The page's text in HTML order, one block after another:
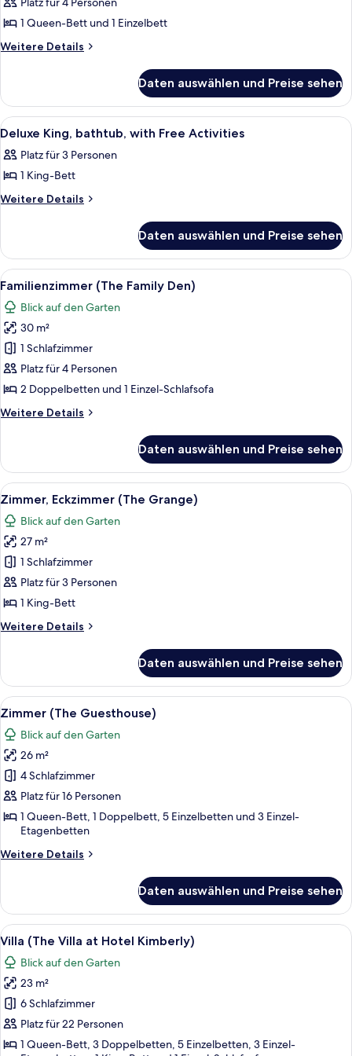
Activities)
1 Queen-Bett und 1 Einzelbett
Weitere Details
Weitere
Zimmer
(Free
Activities)
Daten auswählen und Preise sehen
Alle
Fotos
für
Deluxe
King,
Free
Activities
anzeigen
Hochwertige Bettwaren, Pillowtop-
10
Deluxe King, bathtub, with Free Activities
Platz für 3 Personen
1 King-Bett
Weitere Details
Weitere
King,
bathtub,
with
Activities
Daten auswählen und Preise sehen
Alle
Fotos
für
Familienzimmer
(The
Family
Den)
Hochwertige Bettwaren, Pillowtop-
5
Familienzimmer (The Family Den)
Blick auf den Garten
30 m²
1 Schlafzimmer
Platz für 4 Personen
2 Doppelbetten und 1 Einzel-Schlafsofa
Weitere Details
Weitere
(The
Family
Den)
Daten auswählen und Preise sehen
Alle
Fotos
für
Zimmer,
Eckzimmer
(The
Grange)
Ein Schlafzimmer mit Bett,
1
Zimmer, Eckzimmer (The Grange)
Blick auf den Garten
27 m²
1 Schlafzimmer
Platz für 3 Personen
1 King-Bett
Weitere Details
Weitere
Eckzimmer
(The
Grange)
Daten auswählen und Preise sehen
Alle
Fotos
für
Zimmer
(The
Guesthouse)
anzeigen
Ein Hotelzimmer mit Holzboden,
17
Zimmer (The Guesthouse)
Blick auf den Garten
26 m²
4 Schlafzimmer
Platz für 16 Personen
1 Queen-Bett, 1 Doppelbett, 5 Einzelbetten und 3 Einzel-
Etagenbetten
Weitere Details
Weitere
(The
Guesthouse)
Daten auswählen und Preise sehen
Alle
Fotos
für
Villa
(The
Villa
at
Ein hell erleuchtetes, zweistöckiges
24
Villa (The Villa at Hotel Kimberly)
Blick auf den Garten
23 m²
6 Schlafzimmer
Platz für 22 Personen
1 Queen-Bett, 3 Doppelbetten, 5 Einzelbetten, 3 Einzel-